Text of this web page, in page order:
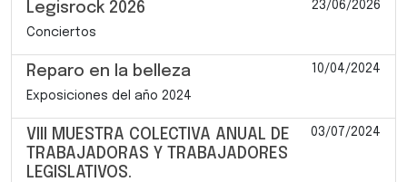
Legisrock 2026 23/06/2026
Conciertos
Reparo en la belleza 10/04/2024
Exposiciones del año 2024
VIII MUESTRA COLECTIVA ANUAL DE
TRABAJADORAS Y TRABAJADORES
LEGISLATIVOS.
03/07/2024